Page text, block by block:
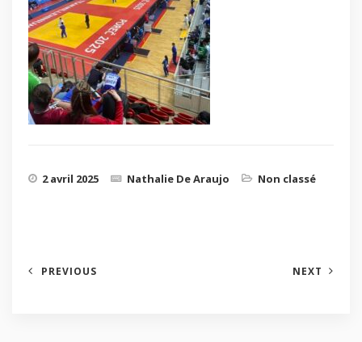
2 avril 2025 Nathalie De Araujo Non classé
PREVIOUS NEXT